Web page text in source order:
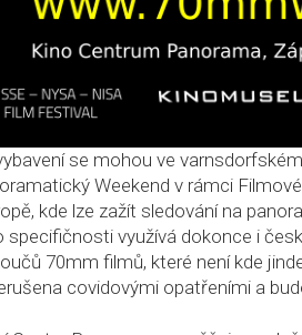
se mohou ve
Weekend v rámci
kde lze zažít sledování na
využívá dokonce i
70mm filmů, které není kde
covidovými opatřeními a